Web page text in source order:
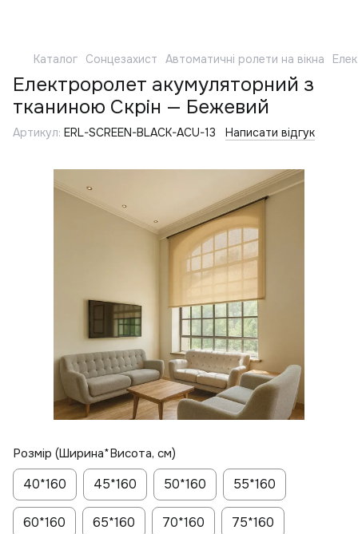
Каталог Сонцезахист Автоматичні ролети на вікна
Електроролет акумуляторний з
тканиною Скрін — Бежевий
Артикул: ERL-SCREEN-BLACK-ACU-13 Написати відгук
Розмір (Ширина*Висота, см)
40*160 45*160 50*160 55*160
60*160 65*160 70*160 75*160